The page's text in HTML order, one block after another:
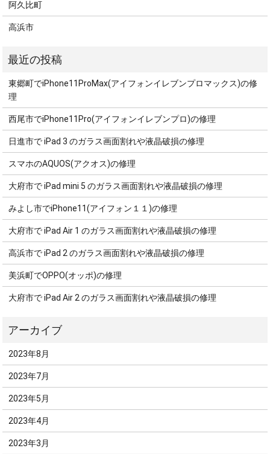
阿久比町
高浜市
東郷町でiPhone11ProMax(アイフォンイレブンプロマックス)の修
理
西尾市でiPhone11Pro(アイフォンイレブンプロ)の修理
日進市で iPad 3 のガラス画面割れや液晶破損の修理
スマホのAQUOS(アクオス)の修理
大府市で iPad mini 5 のガラス画面割れや液晶破損の修理
みよし市でiPhone11(アイフォン１１)の修理
大府市で iPad Air 1 のガラス画面割れや液晶破損の修理
高浜市で iPad 2 のガラス画面割れや液晶破損の修理
美浜町でOPPO(オッポ)の修理
大府市で iPad Air 2 のガラス画面割れや液晶破損の修理
2023年8月
2023年7月
2023年5月
2023年4月
2023年3月